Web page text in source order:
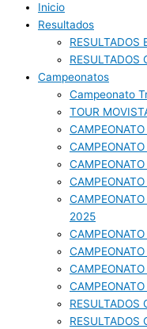
Inicio
Resultados
RESULTADOS
RESULTADOS
Campeonatos
Campeonato
TOUR
2025
RESULTADOS
RESULTADOS